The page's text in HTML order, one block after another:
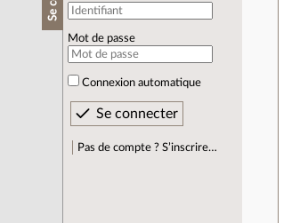
Mot de passe
Connexion automatique
Pas de compte ? S’inscrire…